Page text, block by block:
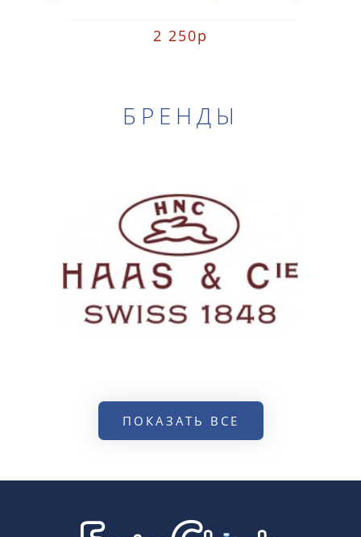
2 250р
БРЕНДЫ
ПОКАЗАТЬ ВСЕ